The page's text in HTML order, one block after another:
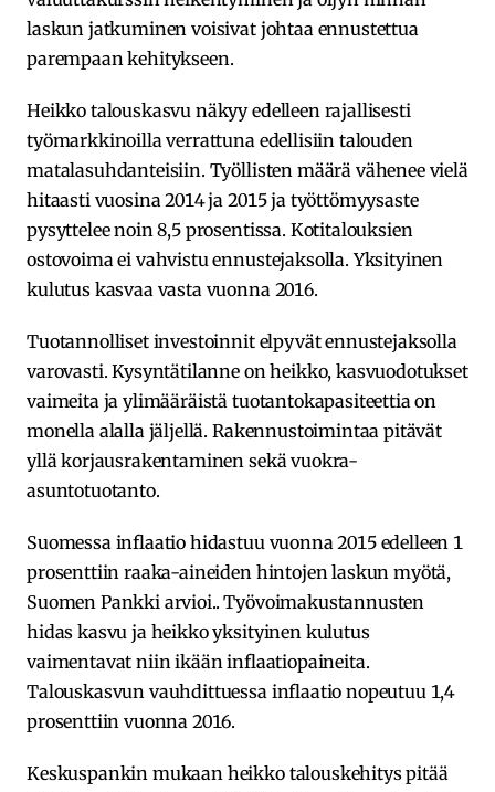
laskun jatkuminen voisivat johtaa ennustettua
parempaan kehitykseen.
Heikko talouskasvu näkyy edelleen rajallisesti
työmarkkinoilla verrattuna edellisiin talouden
matalasuhdanteisiin. Työllisten määrä vähenee vielä
hitaasti vuosina 2014 ja 2015 ja työttömyysaste
pysyttelee noin 8,5 prosentissa. Kotitalouksien
ostovoima ei vahvistu ennustejaksolla. Yksityinen
kulutus kasvaa vasta vuonna 2016.
Tuotannolliset investoinnit elpyvät ennustejaksolla
varovasti. Kysyntätilanne on heikko, kasvuodotukset
vaimeita ja ylimääräistä tuotantokapasiteettia on
monella alalla jäljellä. Rakennustoimintaa pitävät
yllä korjausrakentaminen sekä vuokra-
asuntotuotanto.
Suomessa inflaatio hidastuu vuonna 2015 edelleen 1
prosenttiin raaka-aineiden hintojen laskun myötä,
Suomen Pankki arvioi.. Työvoimakustannusten
hidas kasvu ja heikko yksityinen kulutus
vaimentavat niin ikään inflaatiopaineita.
Talouskasvun vauhdittuessa inflaatio nopeutuu 1,4
prosenttiin vuonna 2016.
Keskuspankin mukaan heikko talouskehitys pitää